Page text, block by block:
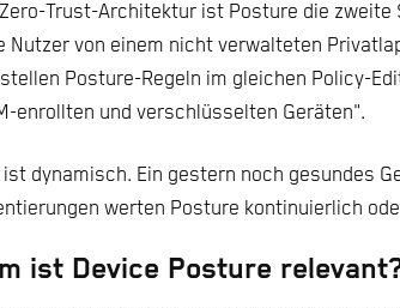
Trust-Architektur ist Posture die
Nutzer von einem nicht verwalteten
Posture-Regeln im gleichen Policy-
enrollten und verschlüsselten Geräten".
dynamisch. Ein gestern noch gesundes
werten Posture kontinuierlich
ist Device Posture